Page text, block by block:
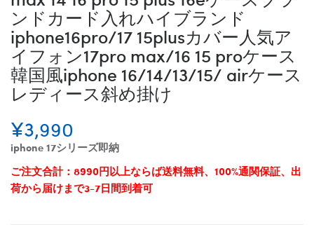
ンドカード入れハイブランド
iphone16pro/17 15plusカバー人気ア
イフォン17pro max/16 15 proケース
韓国風iphone 16/14/13/15/ airケース
レディース斜め掛け
¥3,990
iphone 17シリーズ即納
ご注文合計：8990円以上ならば送料無料、100%通関保証、出
荷から届けまで3-7日間到着可